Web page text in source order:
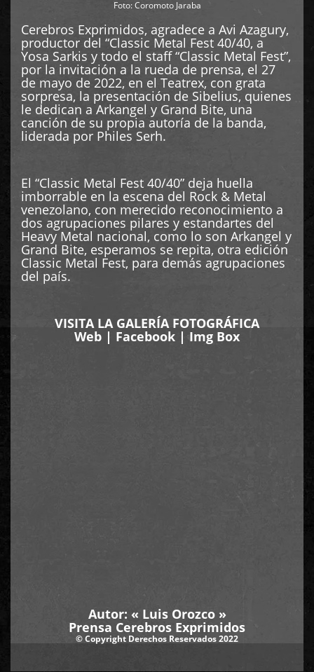
Foto: Coromoto Jaraba
Cerebros Exprimidos, agradece a Avi Azagury,
productor del “Classic Metal Fest 40/40, a
Yosa Sarkis y todo el staff “Classic Metal Fest”,
por la invitación a la rueda de prensa, el 27
de mayo de 2022, en el Teatrex, con grata
sorpresa, la presentación de Sibelius, quienes
le dedican a Arkangel y Grand Bite, una
canción de su propia autoría de la banda,
liderada por Philes Serh.
El “Classic Metal Fest 40/40” deja huella
imborrable en la escena del Rock & Metal
venezolano, con merecido reconocimiento a
dos agrupaciones pilares y estandartes del
Heavy Metal nacional, como lo son Arkangel y
Grand Bite, esperamos se repita, otra edición
Classic Metal Fest, para demás agrupaciones
del país.
VISITA LA GALERÍA FOTOGRÁFICA
Web | Facebook | Img Box
Autor: « Luis Orozco»
Prensa Cerebros Exprimidos
© Copyright Derechos Reservados 2022